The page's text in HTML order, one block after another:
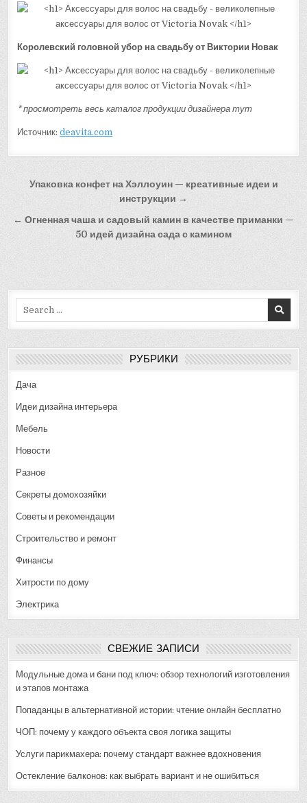
Королевский головной убор на свадьбу от Виктории Новак
* просмотреть весь каталог продукции дизайнера тут
Источник:deavita.com
Навигация
записям
Упаковка конфет на Хэллоуин — креативные идеи и
инструкции →
← Огненная чаша и садовый камин в качестве приманки —
50 идей дизайна сада с камином
РУБРИКИ
Дача
Идеи дизайна интерьера
Мебель
Новости
Разное
Секреты домохозяйки
Советы и рекомендации
Строительство и ремонт
Финансы
Хитрости по дому
Электрика
СВЕЖИЕ ЗАПИСИ
Модульные дома и бани под ключ: обзор технологий изготовления
и этапов монтажа
Попаданцы в альтернативной истории: чтение онлайн бесплатно
ЧОП: почему у каждого объекта своя логика защиты
Услуги парикмахера: почему стандарт важнее вдохновения
Остекление балконов: как выбрать вариант и не ошибиться